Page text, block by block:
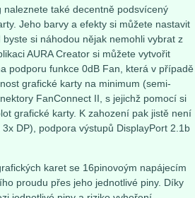
naleznete také decentně podsvícený
Jeho barvy a efekty si můžete nastavit
si náhodou nějak nemohli vybrat z
AURA Creator si můžete vytvořit
podporu funkce 0dB Fan, která v případě
grafické karty na minimum (semi-
FanConnect II, s jejichž pomocí si
grafické karty. K zahození pak jistě není
DP), podpora výstupů DisplayPort 2.1b
karet se 16pinovoým napájecím
proudu přes jeho jednotlivé piny. Díky